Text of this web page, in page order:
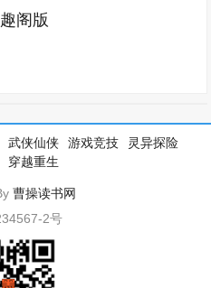
阁版
武侠仙侠 游戏竞技
灵异探险
穿越重生
曹操读书网
2号